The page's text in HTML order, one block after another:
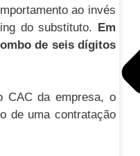
ao invés
do substituto. Em
de seis dígitos
CAC da empresa, o
de uma contratação